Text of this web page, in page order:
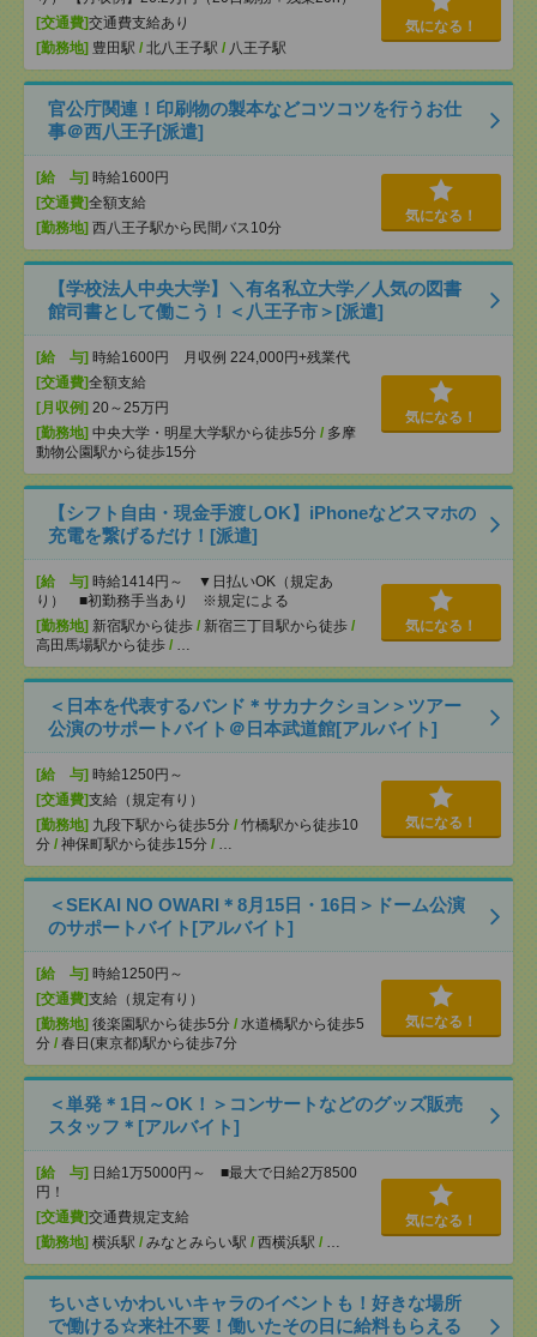
[交通費]交通費支給あり
[勤務地] 豊田駅 / 北八王子駅 / 八王子駅
気になる！
官公庁関連！印刷物の製本などコツコツを行うお仕
事＠西八王子[派遣]
[給 与] 時給1600円
[交通費]全額支給
[勤務地] 西八王子駅から民間バス10分
気になる！
【学校法人中央大学】＼有名私立大学／人気の図書
館司書として働こう！＜八王子市＞[派遣]
[給 与] 時給1600円 月収例 224,000円+残業代
[交通費]全額支給
[月収例] 20～25万円
[勤務地] 中央大学・明星大学駅から徒歩5分 / 多摩
動物公園駅から徒歩15分
気になる！
【シフト自由・現金手渡しOK】iPhoneなどスマホの
充電を繋げるだけ！[派遣]
[給 与] 時給1414円～ ▼日払いOK（規定あ
り） ■初勤務手当あり ※規定による
[勤務地] 新宿駅から徒歩 / 新宿三丁目駅から徒歩 /
高田馬場駅から徒歩 / …
気になる！
＜日本を代表するバンド＊サカナクション＞ツアー
公演のサポートバイト＠日本武道館[アルバイト]
[給 与] 時給1250円～
[交通費]支給（規定有り）
[勤務地] 九段下駅から徒歩5分 / 竹橋駅から徒歩10
分 / 神保町駅から徒歩15分 / …
気になる！
＜SEKAI NO OWARI＊8月15日・16日＞ドーム公演
のサポートバイト[アルバイト]
[給 与] 時給1250円～
[交通費]支給（規定有り）
[勤務地] 後楽園駅から徒歩5分 / 水道橋駅から徒歩5
分 / 春日(東京都)駅から徒歩7分
気になる！
＜単発＊1日～OK！＞コンサートなどのグッズ販売
スタッフ＊[アルバイト]
[給 与] 日給1万5000円～ ■最大で日給2万8500
円！
[交通費]交通費規定支給
[勤務地] 横浜駅 / みなとみらい駅 / 西横浜駅 / …
気になる！
ちいさいかわいいキャラのイベントも！好きな場所
で働ける☆来社不要！働いたその日に給料もらえる